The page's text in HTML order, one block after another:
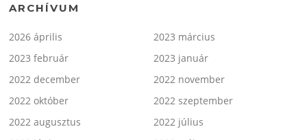
ARCHÍVUM
2026 április
2023 március
2023 február
2023 január
2022 december
2022 november
2022 október
2022 szeptember
2022 augusztus
2022 július